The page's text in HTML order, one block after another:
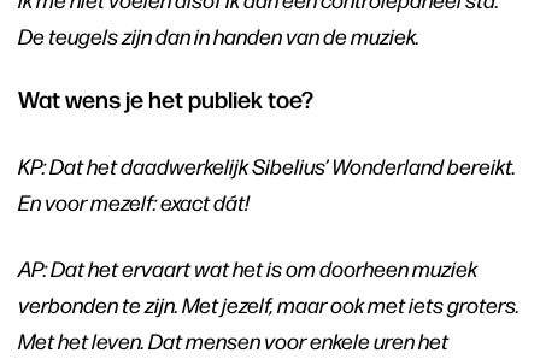
De teugels zijn dan in handen van de muziek.
Wat wens je het publiek toe?
KP: Dat het daadwerkelijk Sibelius’ Wonderland bereikt.
En voor mezelf: exact dát!
AP: Dat het ervaart wat het is om doorheen muziek
verbonden te zijn. Met jezelf, maar ook met iets groters.
Met het leven. Dat mensen voor enkele uren het